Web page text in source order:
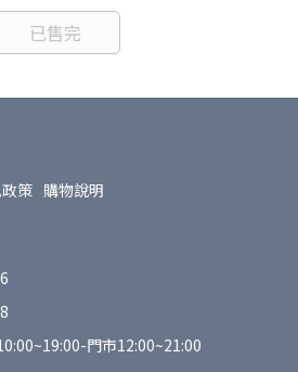
已售完
策 購物說明
門市12:00~21:00